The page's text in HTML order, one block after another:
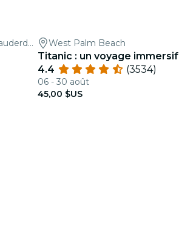
Downtown Event Center - Fort Lauderdale West Palm Beach
Titanic : un voyage immersif
4.4
(3534)
06 - 30 août
45,00 $US